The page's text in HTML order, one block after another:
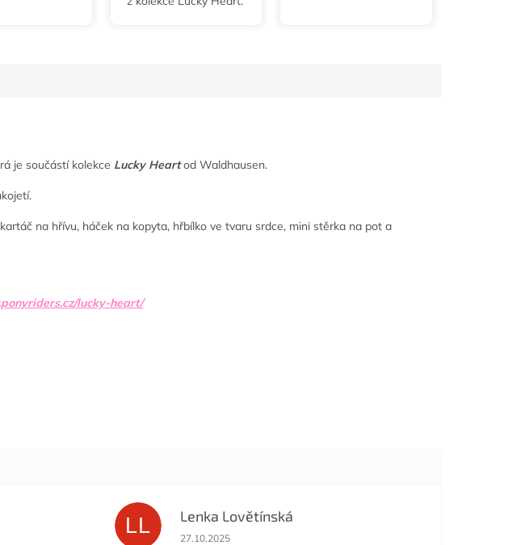
je součástí kolekce Lucky Heartod Waldhausen.
na hřívu, háček na kopyta, hřbílko ve tvaru srdce, mini stěrka na pot a
lucky-heart/
LL Lenka Lovětínská
Hodnocení obchodu je 5 z 5 hvězdiček.
27.10.2025